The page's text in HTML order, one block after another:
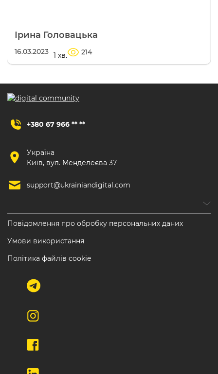
Ірина Головацька
16.03.2023 1 хв. 214
+380 67 966 ** **
Україна
Київ, вул. Менделеєва 37
support@ukrainiandigital.com
Повідомлення про обробку персональних даних
Умови використання
Політика файлів cookie